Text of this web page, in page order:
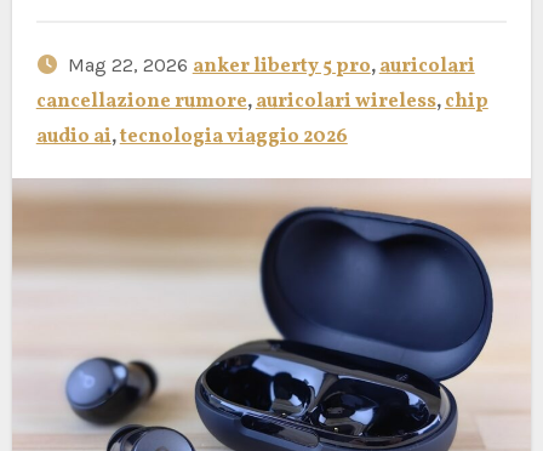
Mag 22, 2026 anker liberty 5 pro,auricolari
cancellazione rumore,auricolari wireless,chip
audio ai,tecnologia viaggio 2026